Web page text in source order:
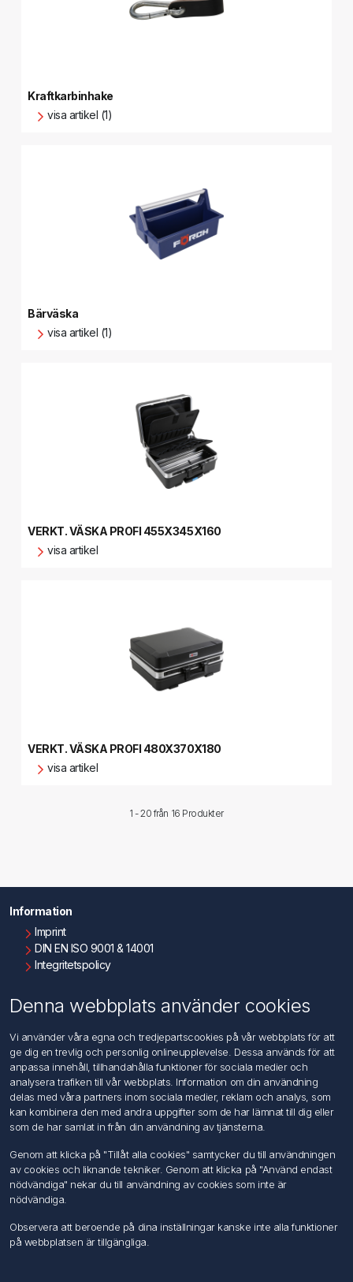
Kraftkarbinhake
visa artikel (1)
Bärväska
visa artikel (1)
VERKT. VÄSKA PROFI 455X345X160
visa artikel
VERKT. VÄSKA PROFI 480X370X180
visa artikel
1 - 20 från 16 Produkter
Information
Imprint
DIN EN ISO 9001 & 14001
Integritetspolicy
Kontakta oss
Kundtjänst
Sök
Mitt konto
Mina ordrar
Mina adresser
Följ oss
Denna webbplats använder cookies
Vi använder våra egna och tredjepartscookies på vår webbplats för att
ge dig en trevlig och personlig onlineupplevelse. Dessa används för att
anpassa innehåll, tillhandahålla funktioner för sociala medier och
analysera trafiken till vår webbplats. Information om din användning
delas med våra partners inom sociala medier, reklam och analys, som
kan kombinera den med andra uppgifter som de har lämnat till dig eller
som de har samlat in från din användning av tjänsterna.
Genom att klicka på "Tillåt alla cookies" samtycker du till användningen
av cookies och liknande tekniker. Genom att klicka på "Använd endast
nödvändiga" nekar du till användning av cookies som inte är
nödvändiga.
Observera att beroende på dina inställningar kanske inte alla funktioner
på webbplatsen är tillgängliga.